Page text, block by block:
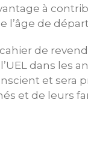
à
de
de
dans les
et sera
et de leurs